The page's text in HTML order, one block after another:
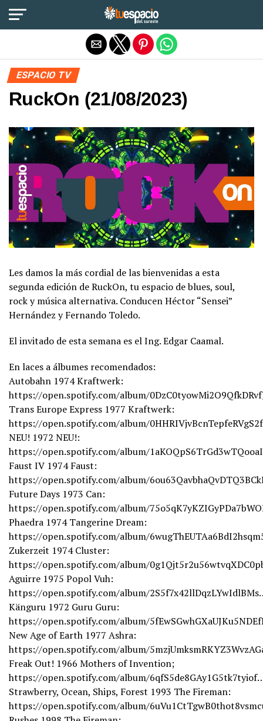
ESPACIO TV
RuckOn (21/08/2023)
Les damos la más cordial de las bienvenidas a esta
segunda edición de RuckOn, tu espacio de blues, soul,
rock y música alternativa. Conducen Héctor “Sensei”
Hernández y Fernando Toledo.
El invitado de esta semana es el Ing. Edgar Caamal.
En laces a álbumes recomendados:
Autobahn 1974 Kraftwerk:
https://open.spotify.com/album/
Trans Europe Express 1977 Kraftwerk:
https://open.spotify.com/album/
NEU! 1972 NEU!:
https://open.spotify.com/album/
Faust IV 1974 Faust:
https://open.spotify.com/album/
Future Days 1973 Can:
https://open.spotify.com/album/
Phaedra 1974 Tangerine Dream:
https://open.spotify.com/album/
Zukerzeit 1974 Cluster:
https://open.spotify.com/album/
Aguirre 1975 Popol Vuh:
https://open.spotify.com/album/
Känguru 1972 Guru Guru:
https://open.spotify.com/album/
New Age of Earth 1977 Ashra:
https://open.spotify.com/album/
Freak Out! 1966 Mothers of Invention;
https://open.spotify.com/album/
Strawberry, Ocean, Ships, Forest 1993 The Fireman:
https://open.spotify.com/album/
Salir de la versión móvil